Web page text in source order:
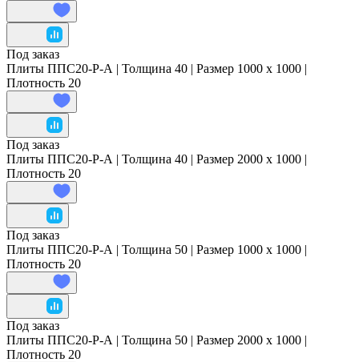
Под заказ
Плиты ППС20-Р-А | Толщина 40 | Размер 1000 x 1000 |
Плотность 20
Под заказ
Плиты ППС20-Р-А | Толщина 40 | Размер 2000 x 1000 |
Плотность 20
Под заказ
Плиты ППС20-Р-А | Толщина 50 | Размер 1000 x 1000 |
Плотность 20
Под заказ
Плиты ППС20-Р-А | Толщина 50 | Размер 2000 x 1000 |
Плотность 20